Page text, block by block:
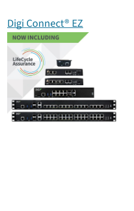
Digi Connect® EZ